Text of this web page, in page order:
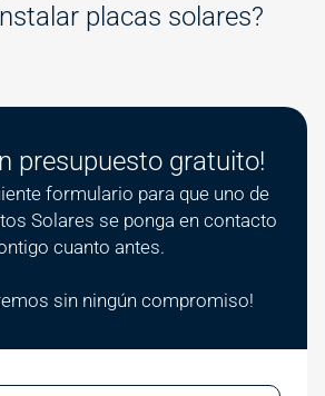
placas solares?
presupuesto gratuito!
formulario para que uno de
Solares se ponga en contacto
cuanto antes.
sin ningún compromiso!